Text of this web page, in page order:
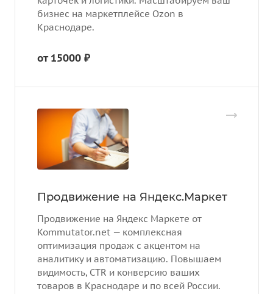
бизнес на маркетплейсе Ozon в
Краснодаре.
от 15000 ₽
Продвижение на Яндекс.Маркет
Продвижение на Яндекс Маркете от
Kommutator.net — комплексная
оптимизация продаж с акцентом на
аналитику и автоматизацию. Повышаем
видимость, CTR и конверсию ваших
товаров в Краснодаре и по всей России.